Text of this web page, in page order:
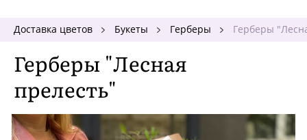
Доставка цветов Букеты Герберы Герберы
Герберы "Лесная
прелесть"